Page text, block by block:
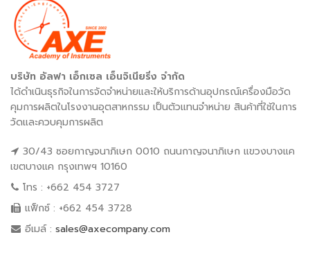
บริษัท อัลฟา เอ็กเซล เอ็นจิเนียริ่ง จำกัด
ได้ดำเนินธุรกิจในการจัดจำหน่ายและให้บริการด้านอุปกรณ์เครื่องมือวัด
คุมการผลิตในโรงงานอุตสาหกรรม เป็นตัวแทนจำหน่าย สินค้าที่ใช้ในการ
วัดและควบคุมการผลิต
30/43 ซอยกาญจนาภิเษก 0010 ถนนกาญจนาภิเษก แขวงบางแค
เขตบางแค กรุงเทพฯ 10160
โทร : +662 454 3727
แฟ็กซ์ : +662 454 3728
อีเมล์ : sales@axecompany.com